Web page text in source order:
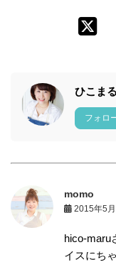
ひこまる
フォロ
momo
2015年5
hico-maru
イスにち